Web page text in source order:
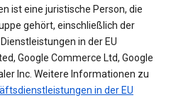
ist eine juristische Person, die
gehört, einschließlich der
in der EU
Google Commerce Ltd, Google
Inc. Weitere Informationen zu
in der EU